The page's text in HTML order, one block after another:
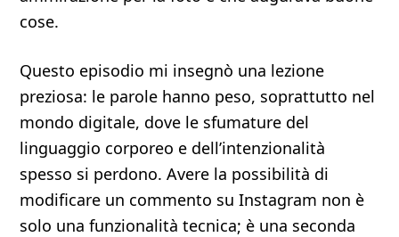
cose.
Questo episodio mi insegnò una lezione
preziosa: le parole hanno peso, soprattutto nel
mondo digitale, dove le sfumature del
linguaggio corporeo e dell’intenzionalità
spesso si perdono. Avere la possibilità di
modificare un commento su Instagram non è
solo una funzionalità tecnica; è una seconda